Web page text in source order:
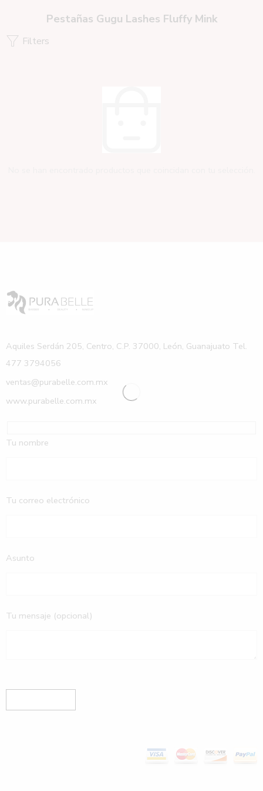
Pestañas Gugu Lashes Fluffy Mink
Filters
Aquiles Serdán 205, Centro, C.P. 37000, León, Guanajuato Tel.
477 3794056
ventas@purabelle.com.mx
www.purabelle.com.mx
Tu nombre
Tu correo electrónico
Asunto
Tu mensaje (opcional)